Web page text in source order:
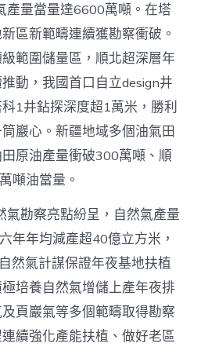
產量當量達6600萬噸。在塔
區新範疇連續獲勘察衝破。
範圍儲量區，順北超深層年
動，我國首口自立design井
1井鉆探深度超1萬米，勝利
巖心。新疆地域多個油氣田
原油產量衝破300萬噸、順
噸油當量。
勘察亮點紛呈，自然氣產量
年年均減產超40億立方米，
然氣計謀保證年夜基地扶植
培養自然氣增儲上產年夜排
頁巖氣等多個範疇取得勘察
續強化產能扶植、做好老區